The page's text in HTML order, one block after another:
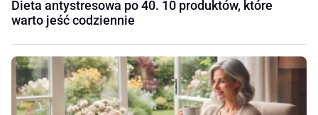
Dieta antystresowa po 40. 10 produktów, które
warto jeść codziennie